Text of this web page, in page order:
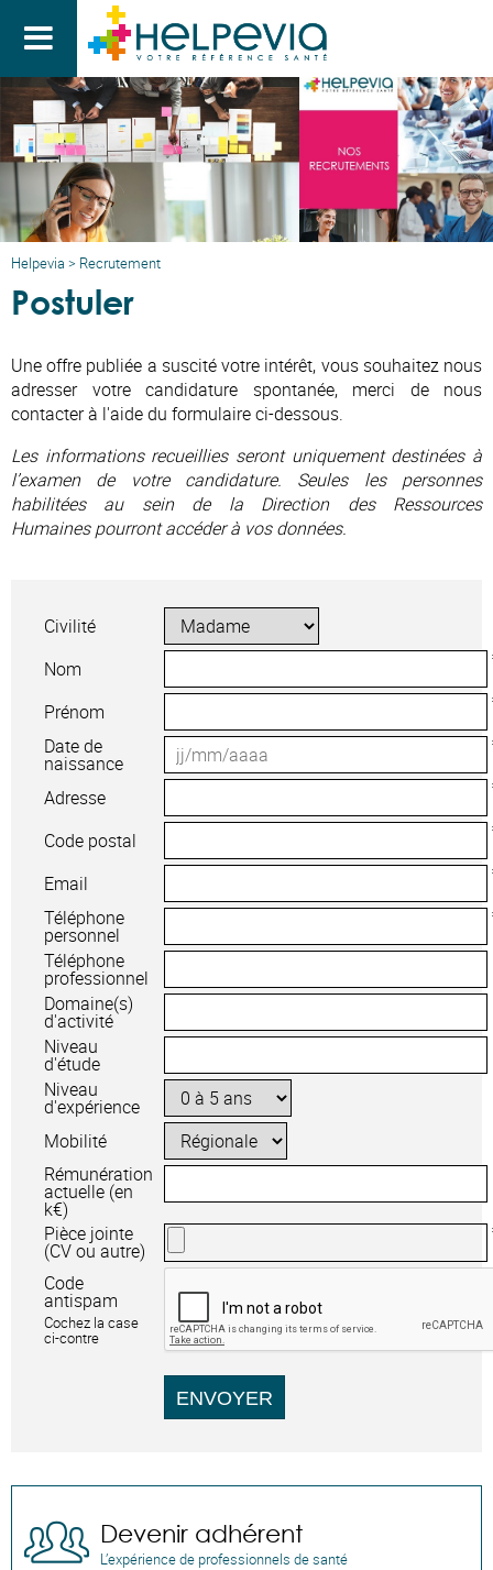

Helpevia > Recrutement
Postuler
Une offre publiée a suscité votre intérêt, vous souhaitez nous
adresser votre candidature spontanée, merci de nous
contacter à l'aide du formulaire ci-dessous.
Les informations recueillies seront uniquement destinées à
l’examen de votre candidature. Seules les personnes
habilitées au sein de la Direction des Ressources
Humaines pourront accéder à vos données.
Civilité
Nom
Prénom
Date de
naissance
Adresse
Code postal
Email
Téléphone
personnel
Téléphone
professionnel
Domaine(s)
d'activité
Niveau
d'étude
Niveau
d'expérience
Mobilité
Rémunération
actuelle (en
k€)
Pièce jointe
(CV ou autre)
Code
antispam
Cochez la case
ci-contre
ENVOYER
 Devenir adhérent
L’expérience de professionnels de santé